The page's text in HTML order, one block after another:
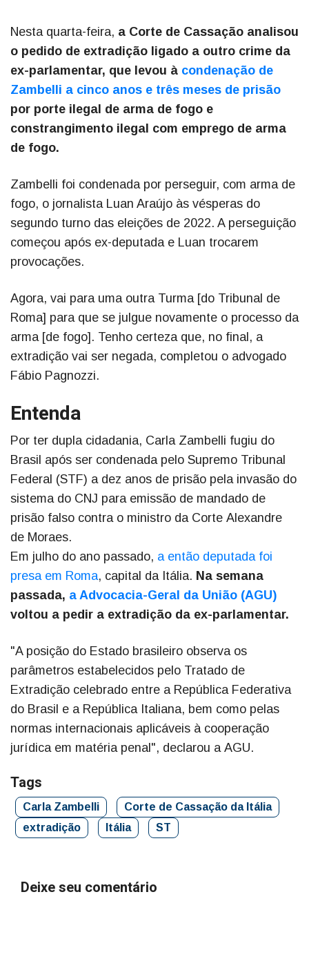
Nesta quarta-feira, a Corte de Cassação analisou
o pedido de extradição ligado a outro crime da
ex-parlamentar, que levou à condenação de
Zambelli a cinco anos e três meses de prisão
por porte ilegal de arma de fogo e
constrangimento ilegal com emprego de arma
de fogo.
Zambelli foi condenada por perseguir, com arma de
fogo, o jornalista Luan Araújo às vésperas do
segundo turno das eleições de 2022. A perseguição
começou após ex-deputada e Luan trocarem
provocações.
Agora, vai para uma outra Turma [do Tribunal de
Roma] para que se julgue novamente o processo da
arma [de fogo]. Tenho certeza que, no final, a
extradição vai ser negada, completou o advogado
Fábio Pagnozzi.
Entenda
Por ter dupla cidadania, Carla Zambelli fugiu do
Brasil após ser condenada pelo Supremo Tribunal
Federal (STF) a dez anos de prisão pela invasão do
sistema do CNJ para emissão de mandado de
prisão falso contra o ministro da Corte Alexandre
de Moraes.
Em julho do ano passado, a então deputada foi
presa em Roma, capital da Itália. Na semana
passada, a Advocacia-Geral da União (AGU)
voltou a pedir a extradição da ex-parlamentar.
"A posição do Estado brasileiro observa os
parâmetros estabelecidos pelo Tratado de
Extradição celebrado entre a República Federativa
do Brasil e a República Italiana, bem como pelas
normas internacionais aplicáveis à cooperação
jurídica em matéria penal", declarou a AGU.
Tags
Carla Zambelli
Corte de Cassação da Itália
extradição
Itália ST
Deixe seu comentário